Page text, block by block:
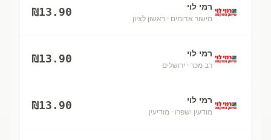
רמי לוי
מישור אדומים · ראשון לציון
₪13.90
רמי לוי
רב מכר · ירושלים
₪13.90
רמי לוי
מודעין ישפרו · מודיעין
₪13.90